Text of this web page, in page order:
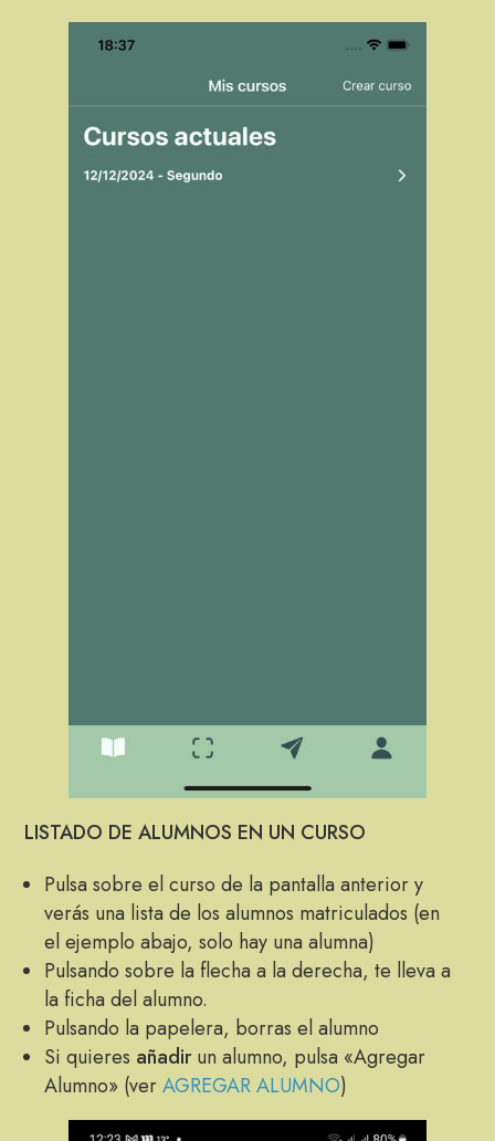
LISTADO DE ALUMNOS EN UN CURSO
Pulsa sobre el curso de la pantalla anterior y
verás una lista de los alumnos matriculados (en
el ejemplo abajo, solo hay una alumna)
Pulsando sobre la flecha a la derecha, te lleva a
la ficha del alumno.
Pulsando la papelera, borras el alumno
Si quieres añadirun alumno, pulsa «Agregar
Alumno» (verAGREGAR ALUMNO)